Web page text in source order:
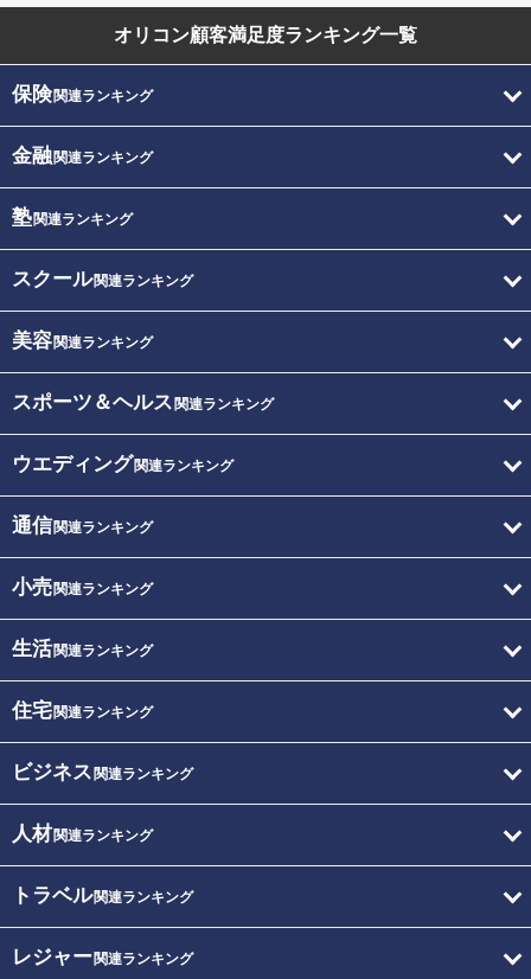
オリコン顧客満足度ランキング一覧
保険関連ランキング
金融関連ランキング
塾関連ランキング
スクール関連ランキング
美容関連ランキング
スポーツ＆ヘルス 関連ランキング
ウエディング関連ランキング
通信関連ランキング
小売関連ランキング
生活関連ランキング
住宅関連ランキング
ビジネス 関連ランキング
人材関連ランキング
トラベル関連ランキング
レジャー関連ランキング